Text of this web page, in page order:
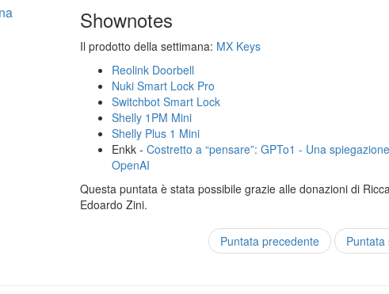
Shownotes
Il prodotto della settimana: MX Keys
Reolink Doorbell
Nuki Smart Lock Pro
Switchbot Smart Lock
Shelly 1PM Mini
Shelly Plus 1 Mini
Enkk - Costretto a “pensare”: GPTo1 - Una
OpenAI
Questa puntata è stata possibile grazie alle donazioni di
Edoardo Zini.
Puntata precedente Puntata